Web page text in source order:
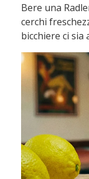
Bere una
cerchi
bicchiere ci sia